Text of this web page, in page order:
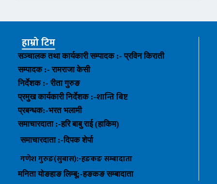
हाम्रो टिम
सञ्चालक तथा कार्यकारी सम्पादक :- प्रविन किराती
सम्पादक :- रामराजा केसी
निर्देशक :- रीता गुरुङ
प्रमुख कार्यकारी निर्देशक :-शान्ति बिष्ट
प्रबन्धक:-भरत भलामी
समाचारदाता :-हरि बाबु राई (हाकिम)
समाचारदाता :-दिपक शेर्पा
गणेश गुरुङ(सुबास):-हङकङसम्बादाता
मनिता योङहाङलिम्बू:-हङकङ सम्बादाता